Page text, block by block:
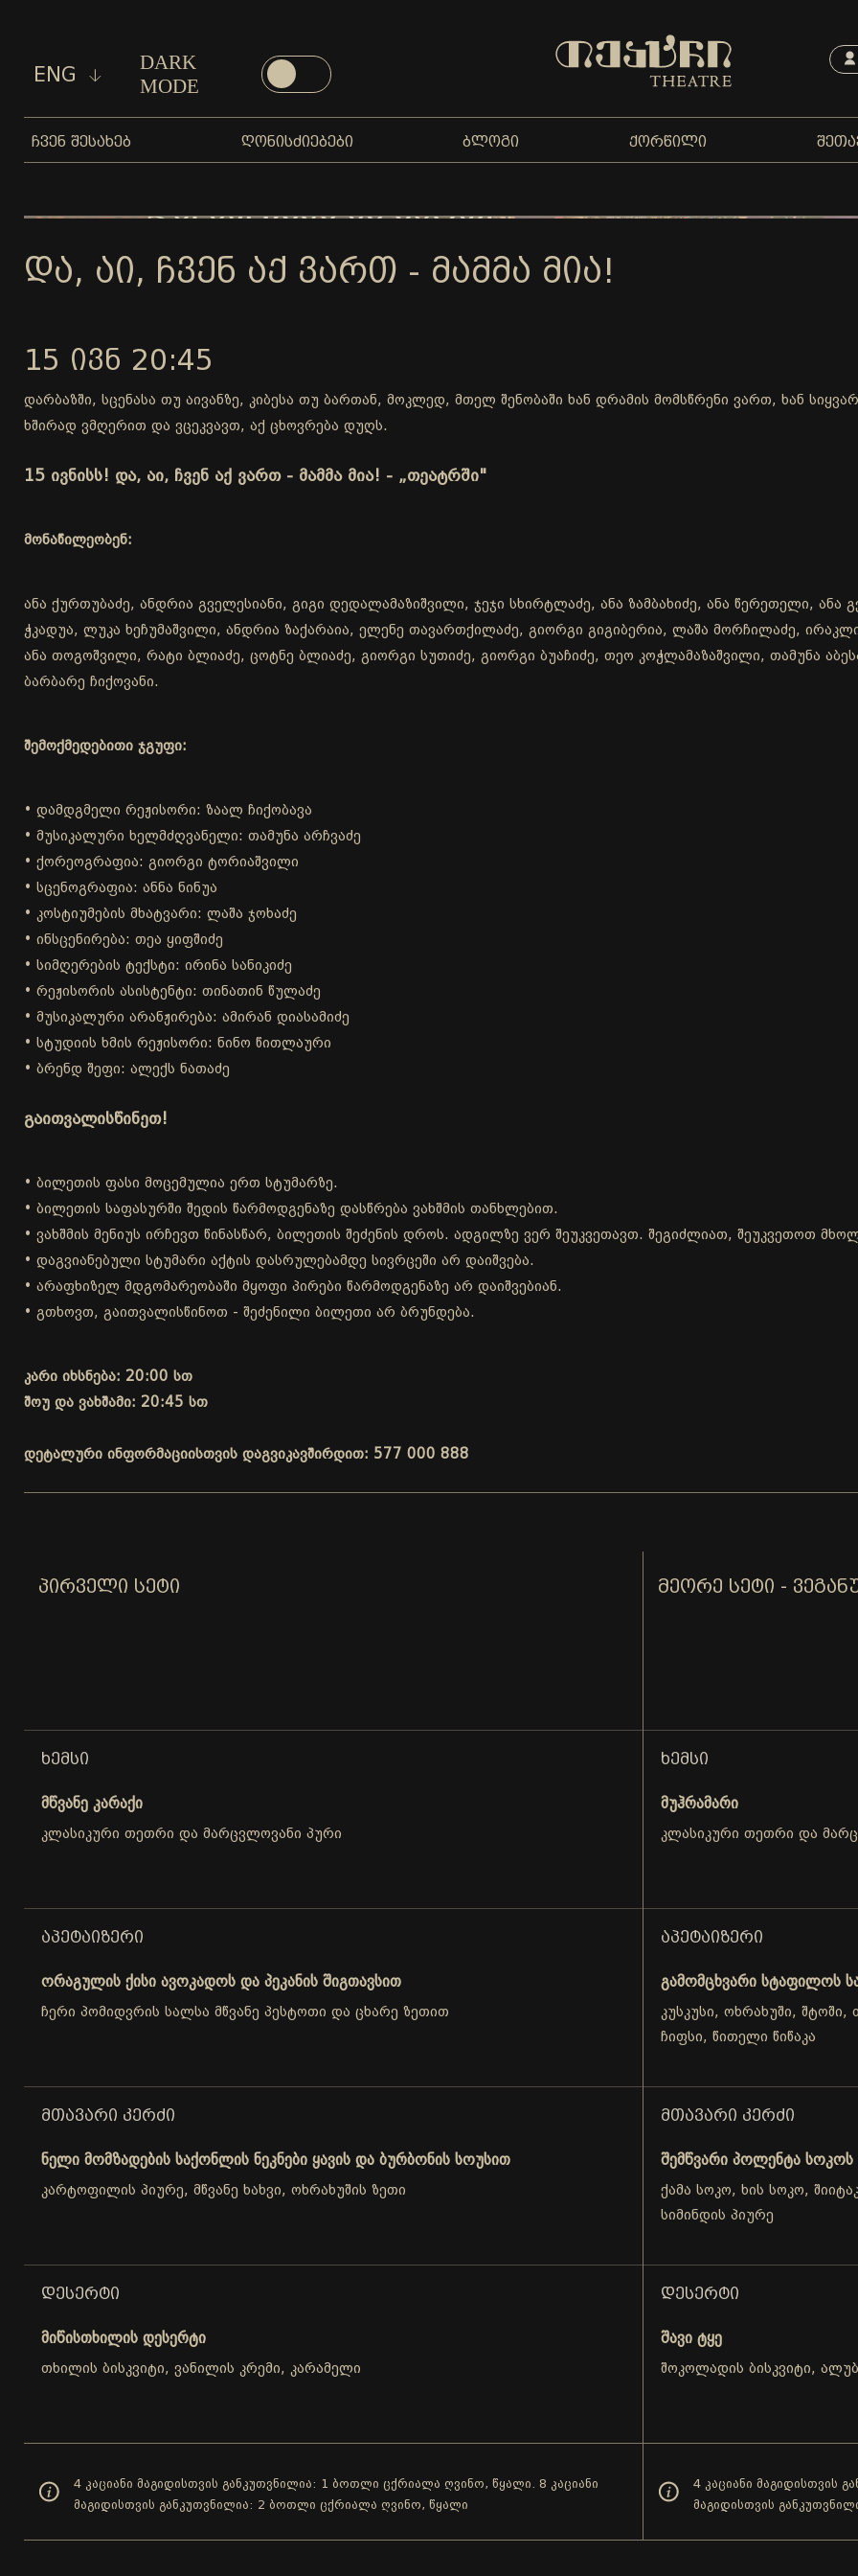
ENG
DARK
MODE
ᲩᲕᲔᲜ ᲨᲔᲡᲐᲮᲔᲑ ᲦᲝᲜᲘᲡᲫᲘᲔᲑᲔᲑᲘ ᲑᲚᲝᲒᲘ ᲥᲝᲠᲬᲘᲚᲘ
ᲓᲐ, ᲐᲘ, ᲩᲕᲔᲜ ᲐᲥ ᲕᲐᲠᲗ - ᲛᲐᲛᲛᲐ ᲛᲘᲐ!
15 ᲘᲕᲜ 20:45
დარბაზში, სცენასა თუ აივანზე, კიბესა თუ ბართან, მოკლედ, მთელ შენობაში ხან დრამის მომსწრენი ვართ, ხან
ხშირად ვმღერით და ვცეკვავთ, აქ ცხოვრება დუღს.
15 ივნისს! და, აი, ჩვენ აქ ვართ - მამმა მია! - „თეატრში"
მონაწილეობენ:
ანა ქურთუბაძე, ანდრია გველესიანი, გიგი დედალამაზიშვილი, ჯეჯი სხირტლაძე, ანა ზამბახიძე, ანა წერეთელი, ანა
ჭკადუა, ლუკა ხეჩუმაშვილი, ანდრია ზაქარაია, ელენე თავართქილაძე, გიორგი გიგიბერია, ლაშა მორჩილაძე,
ანა თოგოშვილი, რატი ბლიაძე, ცოტნე ბლიაძე, გიორგი სუთიძე, გიორგი ბუაჩიძე, თეო კოჭლამაზაშვილი, თამუნა
ბარბარე ჩიქოვანი.
შემოქმედებითი ჯგუფი:
• დამდგმელი რეჟისორი: ზაალ ჩიქობავა
• მუსიკალური ხელმძღვანელი: თამუნა არჩვაძე
• ქორეოგრაფია: გიორგი ტორიაშვილი
• სცენოგრაფია: ანნა ნინუა
• კოსტიუმების მხატვარი: ლაშა ჯოხაძე
• ინსცენირება: თეა ყიფშიძე
• სიმღერების ტექსტი: ირინა სანიკიძე
• რეჟისორის ასისტენტი: თინათინ წულაძე
• მუსიკალური არანჟირება: ამირან დიასამიძე
• სტუდიის ხმის რეჟისორი: ნინო წითლაური
• ბრენდ შეფი: ალექს ნათაძე
გაითვალისწინეთ!
• ბილეთის ფასი მოცემულია ერთ სტუმარზე.
• ბილეთის საფასურში შედის წარმოდგენაზე დასწრება ვახშმის თანხლებით.
• ვახშმის მენიუს ირჩევთ წინასწარ, ბილეთის შეძენის დროს. ადგილზე ვერ შეუკვეთავთ. შეგიძლიათ, შეუკვეთოთ
• დაგვიანებული სტუმარი აქტის დასრულებამდე სივრცეში არ დაიშვება.
• არაფხიზელ მდგომარეობაში მყოფი პირები წარმოდგენაზე არ დაიშვებიან.
• გთხოვთ, გაითვალისწინოთ - შეძენილი ბილეთი არ ბრუნდება.
კარი იხსნება: 20:00 სთ
შოუ და ვახშამი: 20:45 სთ
დეტალური ინფორმაციისთვის დაგვიკავშირდით: 577 000 888
ᲞᲘᲠᲕᲔᲚᲘ ᲡᲔᲢᲘ
ᲮᲔᲛᲡᲘ
მწვანე კარაქი
კლასიკური თეთრი და მარცვლოვანი პური
ᲐᲞᲔᲢᲐᲘᲖᲔᲠᲘ
ორაგულის ქისი ავოკადოს და პეკანის შიგთავსით
ჩერი პომიდვრის სალსა მწვანე პესტოთი და ცხარე ზეთით
ᲛᲗᲐᲕᲐᲠᲘ ᲙᲔᲠᲫᲘ
ნელი მომზადების საქონლის ნეკნები ყავის და ბურბონის სოუსით
კარტოფილის პიურე, მწვანე ხახვი, ოხრახუშის ზეთი
ᲓᲔᲡᲔᲠᲢᲘ
მიწისთხილის დესერტი
თხილის ბისკვიტი, ვანილის კრემი, კარამელი
4 კაციანი მაგიდისთვის განკუთვნილია: 1 ბოთლი ცქრიალა ღვინო, წყალი. 8 კაციანი
მაგიდისთვის განკუთვნილია: 2 ბოთლი ცქრიალა ღვინო, წყალი
ᲛᲔᲝᲠᲔ ᲡᲔᲢᲘ -
ᲮᲔᲛᲡᲘ
მუჰრამარი
კლასიკური თეთრი და
ᲐᲞᲔᲢᲐᲘᲖᲔᲠᲘ
გამომცხვარი სტაფილოს
კუსკუსი, ოხრახუში,
ჩიფსი, წითელი წიწაკა
ᲛᲗᲐᲕᲐᲠᲘ ᲙᲔᲠᲫᲘ
შემწვარი პოლენტა სოკოს
ქამა სოკო, ხის სოკო,
სიმინდის პიურე
ᲓᲔᲡᲔᲠᲢᲘ
შავი ტყე
შოკოლადის ბისკვიტი,
4 კაციანი მაგიდისთვის
მაგიდისთვის